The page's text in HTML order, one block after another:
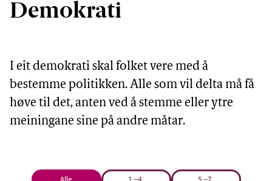
Demokrati
I eit demokrati skal folket vere med å
bestemme politikken. Alle som vil delta må få
høve til det, anten ved å stemme eller ytre
meiningane sine på andre måtar.